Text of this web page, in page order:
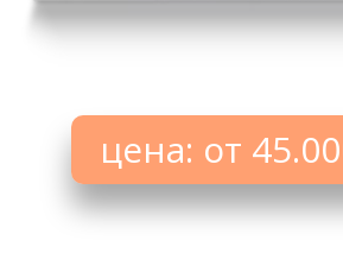
цена: от